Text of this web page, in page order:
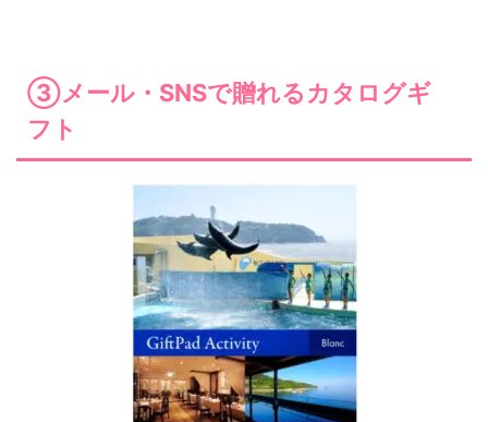
③メール・SNSで贈れるカタログギ
フト